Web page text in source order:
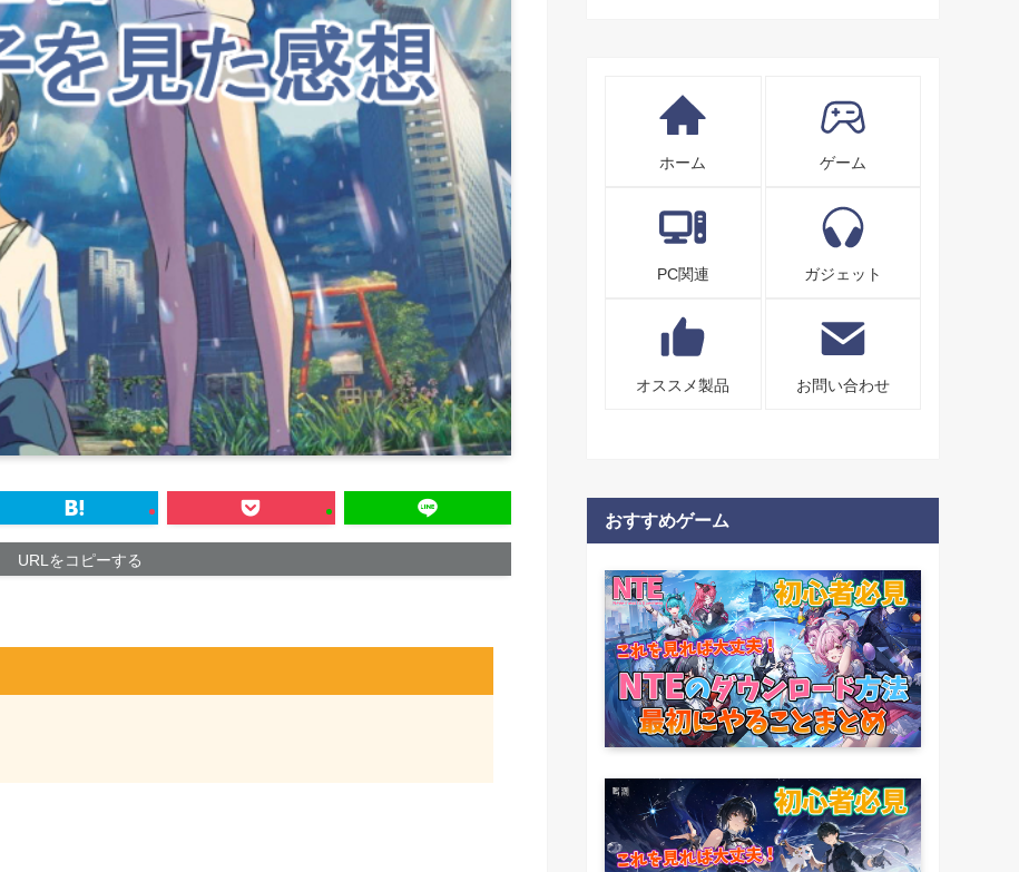
URLをコピーする
ホーム ゲーム
PC関連 ガジェット
オススメ製品 お問い合わせ
おすすめゲーム